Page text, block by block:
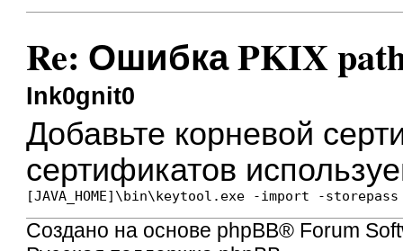
Re: Ошибка PKIX
Ink0gnit0
Добавьте корневой
сертификатов
Создано на основе phpBB® Forum